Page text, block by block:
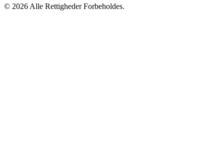
© 2026 Alle Rettigheder Forbeholdes.